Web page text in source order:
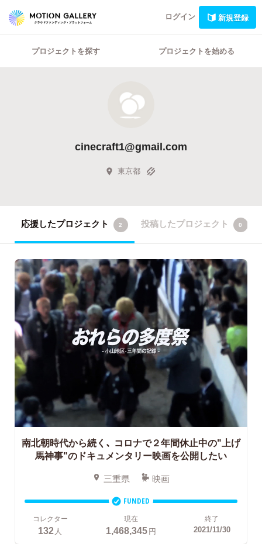
ログイン 新規登録
プロジェクトを探す プロジェクトを始める
cinecraft1@gmail.com
東京都
応援したプロジェクト 2 投稿したプロジェクト 0
南北朝時代から続く、 コロナで２年間休止中の"上げ
馬神事"のドキュメンタリー映画を公開したい
三重県 映画
FUNDED
コレクター
132 人
現在
1,468,345円
終了
2021/11/30